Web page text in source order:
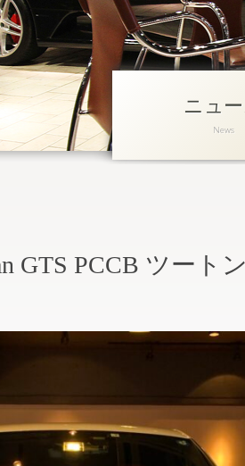
ニュ
News
GTS PCCB ツー